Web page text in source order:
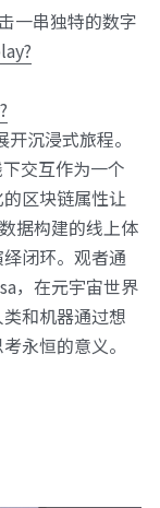
一串独特的数字
沉浸式旅程。
交互作为一个
区块链属性让
据构建的线上体
闭环。观者通
，在元宇宙世界
和机器通过想
永恒的意义。